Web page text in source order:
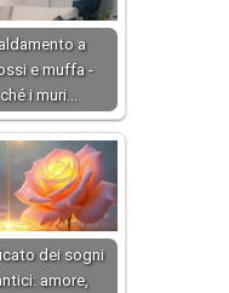
a
e muffa -
i muri…
dei sogni
amore,